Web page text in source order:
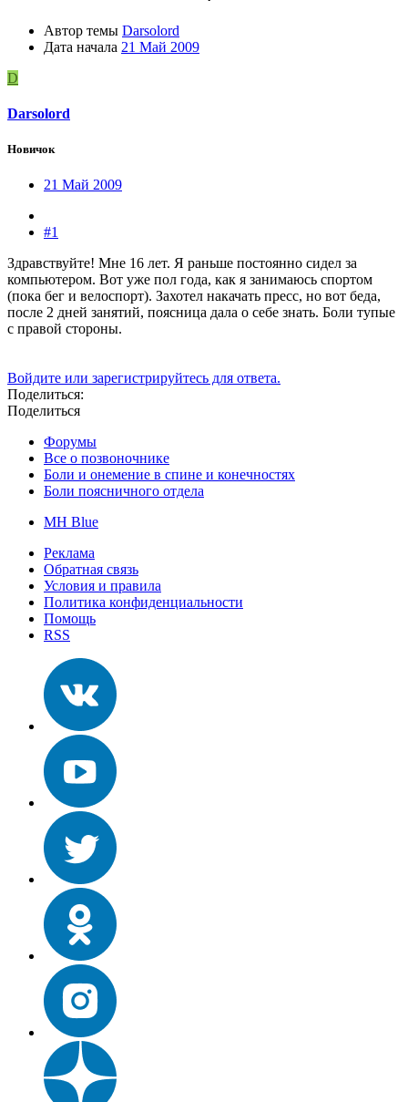
Автор темы Darsolord
Дата начала 21 Май 2009
D
Darsolord
Новичок
21 Май 2009
#1
Здравствуйте! Мне 16 лет. Я раньше постоянно сидел за
компьютером. Вот уже пол года, как я занимаюсь спортом
(пока бег и велоспорт). Захотел накачать пресс, но вот беда,
после 2 дней занятий, поясница дала о себе знать. Боли тупые
с правой стороны.
Войдите или зарегистрируйтесь для ответа.
Поделиться:
Поделиться
Форумы
Все о позвоночнике
Боли и онемение в спине и конечностях
Боли поясничного отдела
MH Blue
Реклама
Обратная связь
Условия и правила
Политика конфиденциальности
Помощь
RSS